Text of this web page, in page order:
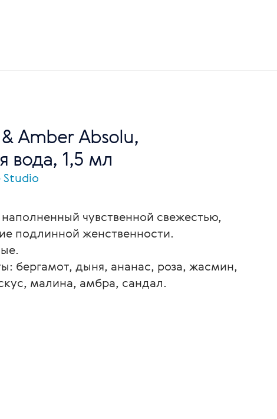
Amber Absolu,
1,5 мл
чувственной свежестью,
подлинной женственности.
бергамот, дыня, ананас, роза, жасмин,
малина, амбра, сандал.